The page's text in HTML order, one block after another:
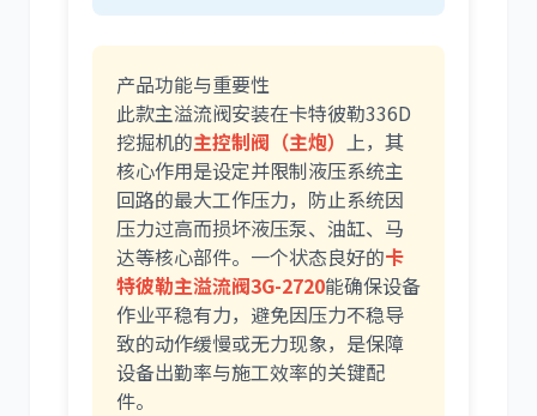
产品功能与重要性
此款主溢流阀安装在卡特彼勒336D
挖掘机的主控制阀（主炮）
上，其
核心作用是设定并限制液压系统主
回路的最大工作压力，防止系统因
压力过高而损坏液压泵、油缸、马
达等核心部件。一个状态良好的卡
特彼勒主溢流阀3G-2720能确保设备
作业平稳有力，避免因压力不稳导
致的动作缓慢或无力现象，是保障
设备出勤率与施工效率的关键配
件。